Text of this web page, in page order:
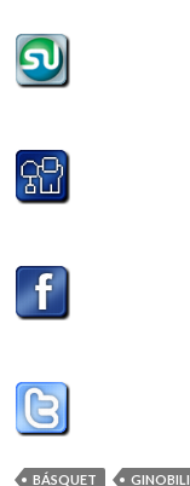
BÁSQUET GINOBILI